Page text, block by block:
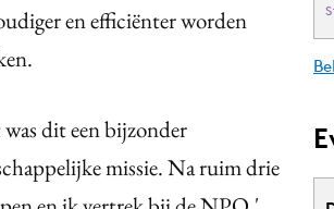
en efficiënter worden
dit een bijzonder
missie. Na ruim drie